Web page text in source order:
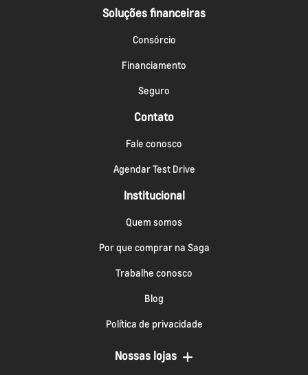
Soluções financeiras
Consórcio
Financiamento
Seguro
Contato
Fale conosco
Agendar Test Drive
Institucional
Quem somos
Por que comprar na Saga
Trabalhe conosco
Blog
Política de privacidade
Nossas lojas